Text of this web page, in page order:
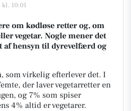
kl. 10:01
om kødløse retter og, om
vegetar. Nogle mener det
af hensyn til dyrevelfærd og
som virkelig efterlever det. I
der laver vegetarretter en
og 7% som spiser
4% altid er vegetarer.